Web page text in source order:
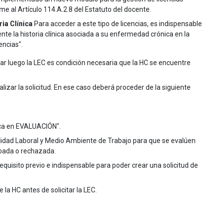
al Artículo 114.A.2.8 del Estatuto del docente.
Clínica Para acceder a este tipo de licencias, es indispensable
la historia clínica asociada a su enfermedad crónica en la
luego la LEC es condición necesaria que la HC se encuentre
la solicitud. En ese caso deberá proceder de la siguiente
EVALUACIÓN".
Laboral y Medio Ambiente de Trabajo para que se evalúen
o rechazada.
previo e indispensable para poder crear una solicitud de
HC antes de solicitar la LEC.